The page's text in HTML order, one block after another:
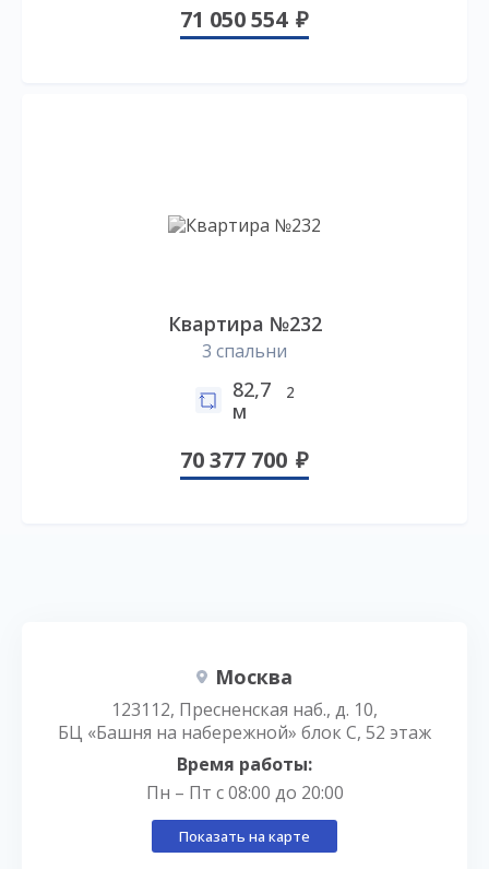
71 050 554
Квартира №232
3 спальни
82,7
м
2
70 377 700
Москва
123112, Пресненская наб., д. 10,
БЦ «Башня на набережной» блок С, 52 этаж
Время работы:
Пн – Пт с 08:00 до 20:00
Показать на карте